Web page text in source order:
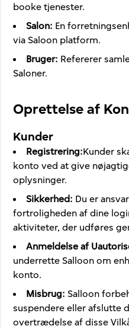
booke tjenester.
Salon: En
via Saloon platform.
Bruger: Refererer
Saloner.
Oprettelse af
Kunder
Registrering:Kunder
konto ved at give
oplysninger.
Sikkerhed: Du er
fortroligheden af dine
aktiviteter, der udføres
Anmeldelse af
underrette Salloon om
konto.
Misbrug: Salloon
suspendere eller afslutte
overtrædelse af disse